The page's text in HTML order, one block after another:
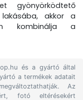
gyönyörködtető
akkor a
kombinálja a
és a gyártó által
a termékek adatait
Az
fotó eltérésekért